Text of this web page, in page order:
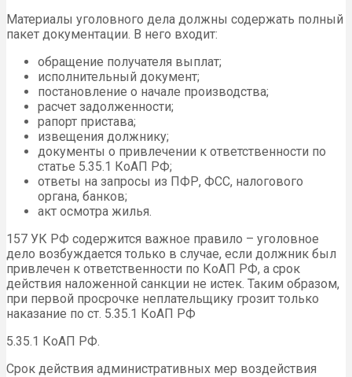
Материалы уголовного дела должны содержать полный
пакет документации. В него входит:
обращение получателя выплат;
исполнительный документ;
постановление о начале производства;
расчет задолженности;
рапорт пристава;
извещения должнику;
документы о привлечении к ответственности по
статье 5.35.1 КоАП РФ;
ответы на запросы из ПФР, ФСС, налогового
органа, банков;
акт осмотра жилья.
157 УК РФ содержится важное правило – уголовное
дело возбуждается только в случае, если должник был
привлечен к ответственности по КоАП РФ, а срок
действия наложенной санкции не истек. Таким образом,
при первой просрочке неплательщику грозит только
наказание по ст. 5.35.1 КоАП РФ
5.35.1 КоАП РФ.
Срок действия административных мер воздействия